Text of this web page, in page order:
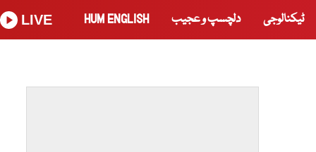
ٹیکنالوجی دلچسپ و عجیب HUM ENGLISH
LIVE